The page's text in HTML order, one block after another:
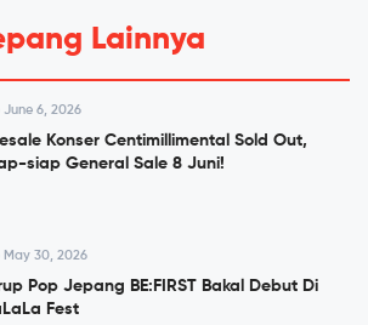
Lainnya
June 6, 2026
Konser Centimillimental Sold Out,
siap General Sale 8 Juni!
May 30, 2026
Pop Jepang BE:FIRST Bakal Debut Di
Fest